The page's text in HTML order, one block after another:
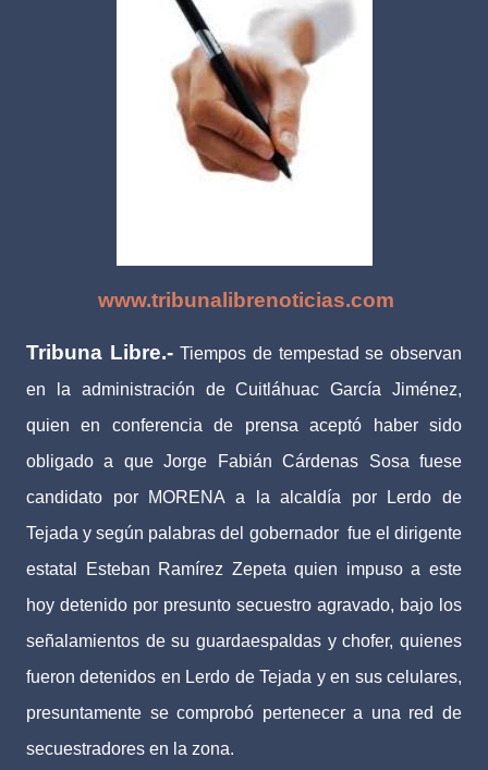
www.tribunalibrenoticias.com
Tribuna Libre.-Tiempos de tempestad se observan
en la administración de Cuitláhuac García Jiménez,
quien en conferencia de prensa aceptó haber sido
obligado a que Jorge Fabián Cárdenas Sosa fuese
candidato por MORENA a la alcaldía por Lerdo de
Tejada y según palabras del gobernador fue el dirigente
estatal Esteban Ramírez Zepeta quien impuso a este
hoy detenido por presunto secuestro agravado, bajo los
señalamientos de su guardaespaldas y chofer, quienes
fueron detenidos en Lerdo de Tejada y en sus celulares,
presuntamente se comprobó pertenecer a una red de
secuestradores en la zona.